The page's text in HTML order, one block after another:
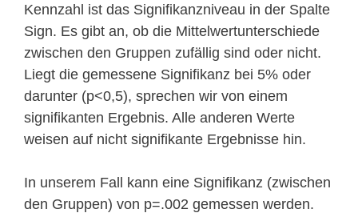
Kennzahl ist das Signifikanzniveau in der Spalte
Sign. Es gibt an, ob die Mittelwertunterschiede
zwischen den Gruppen zufällig sind oder nicht.
Liegt die gemessene Signifikanz bei 5% oder
darunter (p<0,5), sprechen wir von einem
signifikanten Ergebnis. Alle anderen Werte
weisen auf nicht signifikante Ergebnisse hin.
In unserem Fall kann eine Signifikanz (zwischen
den Gruppen) von p=.002 gemessen werden.